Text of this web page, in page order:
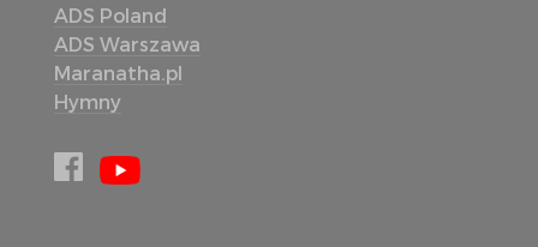
ADS Poland
ADS Warszawa
Maranatha.pl
Hymny